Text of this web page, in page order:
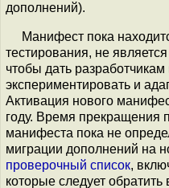
дополнений).
Манифест пока
тестирования, не
чтобы дать
экспериментировать и
Активация нового
году. Время прекращения
манифеста пока не
миграции дополнений на
проверочный список,
которые следует